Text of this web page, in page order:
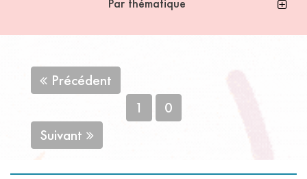
Précédent
1
0
Suivant